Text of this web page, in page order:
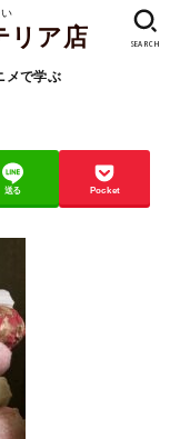
リア店
メで学ぶ
SEARCH
送る Pocket